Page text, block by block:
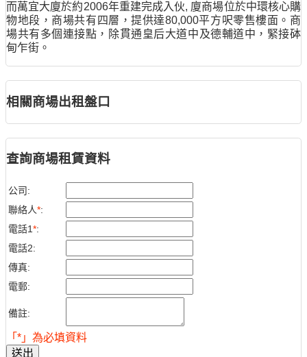
而萬宜大廈於約2006年重建完成入伙, 廈商場位於中環核心購
物地段，商場共有四層，提供達80,000平方呎零售樓面。商
場共有多個連接點，除貫通皇后大道中及德輔道中，緊接砵
甸乍街。
相關商場出租盤口
查詢商場租賃資料
公司:
聯絡人*:
電話1*:
電話2:
傳真:
電郵:
備註:
「*」為必填資料
送出